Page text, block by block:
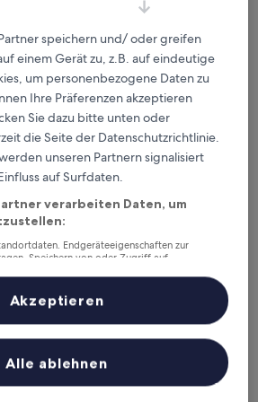
Preis
beträgt
76 €
inkl. Steuern & Gebühren
31. Aug.–1. Sept.
entfernt
speichern und/ oder greifen
einem Gerät zu, z.B. auf eindeutige
um personenbezogene Daten zu
Ihre Präferenzen akzeptieren
Sie dazu bitte unten oder
die Seite der Datenschutzrichtlinie.
unseren Partnern signalisiert
auf Surfdaten.
verarbeiten Daten, um
Endgeräteeigenschaften zur
Speichern von oder Zugriff auf
und der Performance von Inhalten,
Entwicklung und Verbesserung von
Alle ablehnen
Akzeptieren